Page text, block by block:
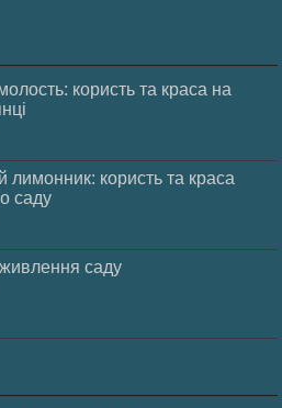
користь та краса на
лимонник: користь та краса
саду
саду